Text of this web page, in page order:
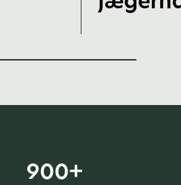
900+